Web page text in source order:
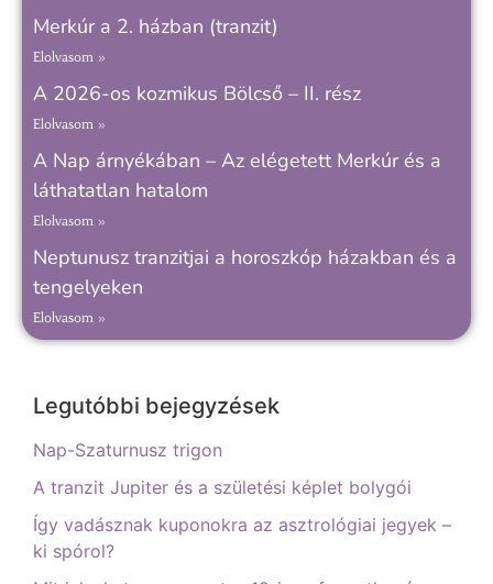
Merkúr a 2. házban (tranzit)
Elolvasom »
A 2026-os kozmikus Bölcső – II. rész
Elolvasom »
A Nap árnyékában – Az elégetett Merkúr és a
láthatatlan hatalom
Elolvasom »
Neptunusz tranzitjai a horoszkóp házakban és a
tengelyeken
Elolvasom »
Legutóbbi bejegyzések
Nap-Szaturnusz trigon
A tranzit Jupiter és a születési képlet bolygói
Így vadásznak kuponokra az asztrológiai jegyek –
ki spórol?